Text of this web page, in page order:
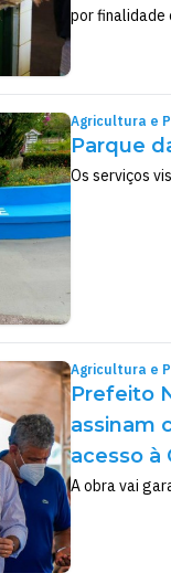
por finalidade
Agricultura e
Parque
Os serviços
Agricultura e
Prefeito
assinam
acesso à
A obra vai